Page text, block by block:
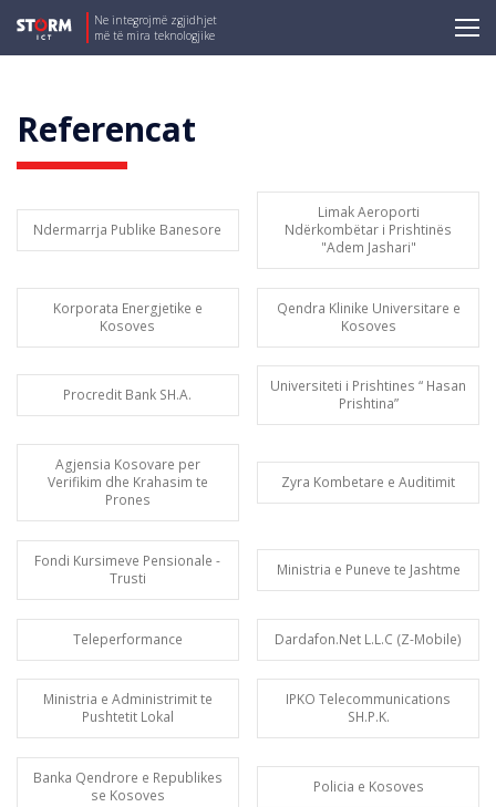
Ne integrojmë zgjidhjet
më të mira teknologjike
Referencat
Ndermarrja Publike Banesore
Limak Aeroporti
Ndërkombëtar i Prishtinës
"Adem Jashari"
Korporata Energjetike e
Kosoves
Qendra Klinike Universitare e
Kosoves
Procredit Bank SH.A.
Universiteti i Prishtines “ Hasan
Prishtina”
Agjensia Kosovare per
Verifikim dhe Krahasim te
Prones
Zyra Kombetare e Auditimit
Fondi Kursimeve Pensionale -
Trusti
Ministria e Puneve te Jashtme
Teleperformance Dardafon.Net L.L.C (Z-Mobile)
Ministria e Administrimit te
Pushtetit Lokal
IPKO Telecommunications
SH.P.K.
Banka Qendrore e Republikes
se Kosoves
Policia e Kosoves